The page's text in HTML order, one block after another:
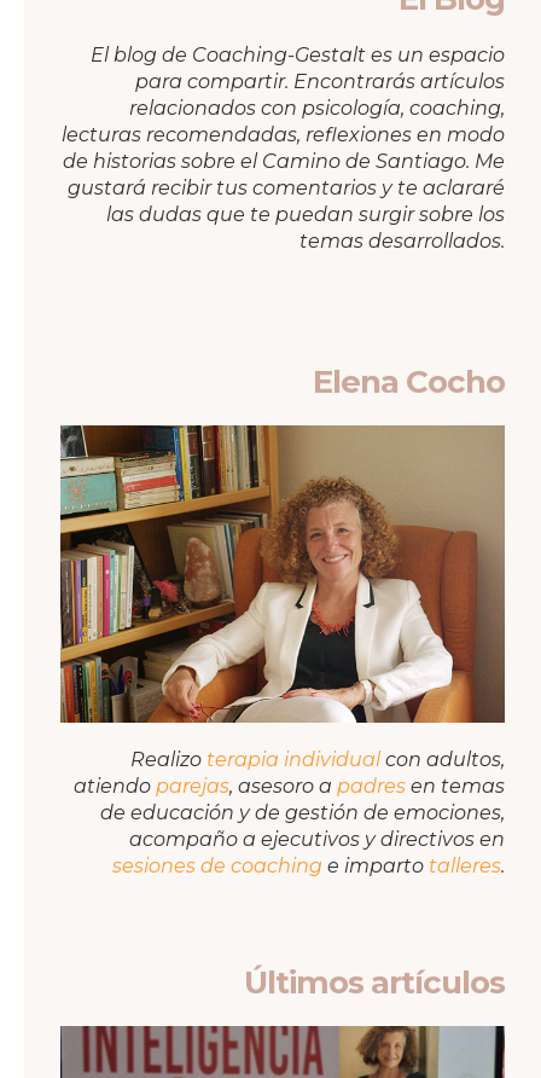
El blog de Coaching-Gestalt es un espacio
para compartir. Encontrarás artículos
relacionados con psicología, coaching,
lecturas recomendadas, reflexiones en modo
de historias sobre el Camino de Santiago. Me
gustará recibir tus comentarios y te aclararé
las dudas que te puedan surgir sobre los
temas desarrollados.
Elena Cocho
Realizo terapia individualcon adultos,
atiendo parejas, asesoro a padres en temas
de educación y de gestión de emociones,
acompaño a ejecutivos y directivos en
sesiones de coaching e imparto talleres.
Últimos artículos